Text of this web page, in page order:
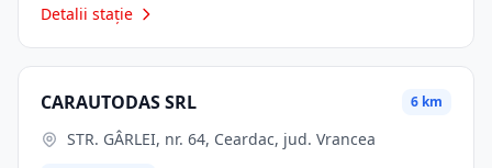
Detalii stație
CARAUTODAS SRL 6 km
STR. GÂRLEI, nr. 64, Ceardac, jud. Vrancea